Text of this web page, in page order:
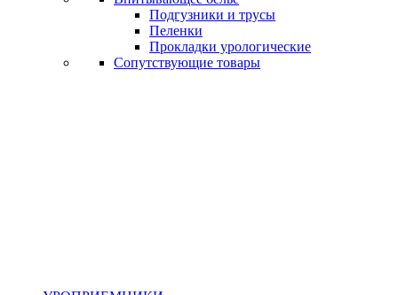
Подгузники и трусы
Пеленки
Прокладки урологические
Сопутствующие товары